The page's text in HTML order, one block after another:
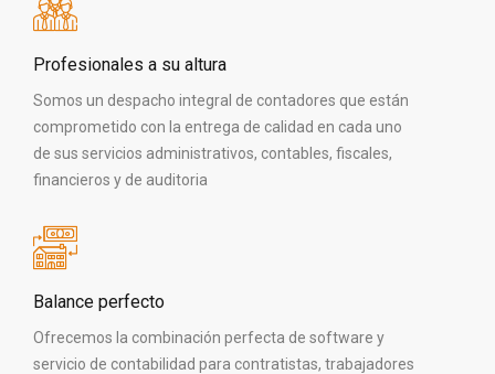
Profesionales a su altura
Somos un despacho integral de contadores que están
comprometido con la entrega de calidad en cada uno
de sus servicios administrativos, contables, fiscales,
financieros y de auditoria
Balance perfecto
Ofrecemos la combinación perfecta de software y
servicio de contabilidad para contratistas, trabajadores